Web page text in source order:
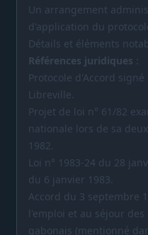
Un arrangement
d'application du
Détails et éléments
Références juridiques :
Protocole d'Accord
Libreville.
Projet de loi n° 61/82
nationale lors de sa
1982.
Loi n° 1983-24 du 28
du 6 janvier 1983.
Accord du 3 septembre
l'emploi et au séjour
gabonais (mentionné